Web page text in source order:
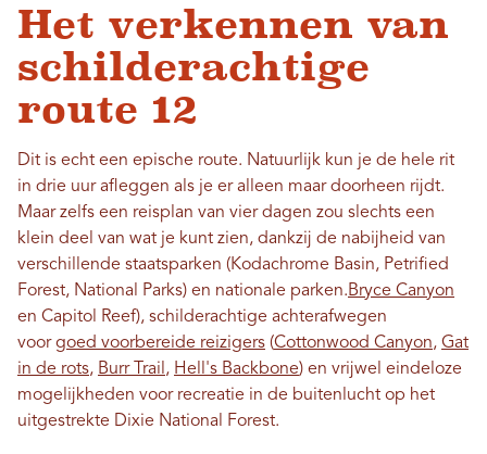
Het verkennen van
schilderachtige
route 12
Dit is echt een epische route. Natuurlijk kun je de hele rit
in drie uur afleggen als je er alleen maar doorheen rijdt.
Maar zelfs een reisplan van vier dagen zou slechts een
klein deel van wat je kunt zien, dankzij de nabijheid van
verschillende staatsparken (Kodachrome Basin, Petrified
Forest, National Parks) en nationale parken.Bryce Canyon
en Capitol Reef), schilderachtige achterafwegen
voorgoed voorbereide reizigers (Cottonwood Canyon, Gat
in de rots, Burr Trail , Hell's Backbone) en vrijwel eindeloze
mogelijkheden voor recreatie in de buitenlucht op het
uitgestrekte Dixie National Forest.